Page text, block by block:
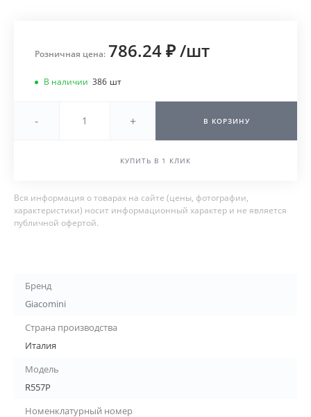
Розничная цена: 786.24 ₽/шт
В наличии 386 шт
- + В КОРЗИНУ
КУПИТЬ В 1 КЛИК
Вся информация о товарах на сайте (цены, фотографии,
характеристики) носит информационный характер и не является
публичной офертой.
Бренд
Giacomini
Страна производства
Италия
Модель
R557P
Номенклатурный номер